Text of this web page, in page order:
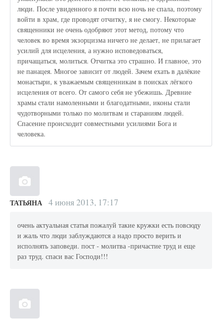
люди. После увиденного я почти всю ночь не спала, поэтому
войти в храм, где проводят отчитку, я не смогу. Некоторые
священники не очень одобряют этот метод, потому что
человек во время экзорцизма ничего не делает, не прилагает
усилий для исцеления, а нужно исповедоваться,
причащаться, молиться. Отчитка это страшно. И главное, это
не панацея. Многое зависит от людей. Зачем ехать в далёкие
монастыри, к уважаемым священникам в поисках лёгкого
исцеления от всего. От самого себя не убежишь. Древние
храмы стали намоленными и благодатными, иконы стали
чудотворными только по молитвам и стараниям людей.
Спасение происходит совместными усилиями Бога и
человека.
ТАТЬЯНА 4 июня 2013, 17:17
очень актуальная статья пожалуй такие кружки есть повсюду
и жаль что люди заблуждаются а надо просто верить и
исполнять заповеди. пост - молитва -причастие труд и еще
раз труд. спаси вас Господи!!!